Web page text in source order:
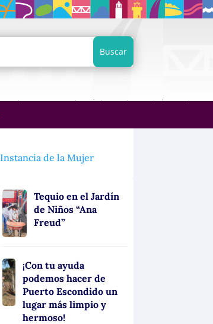
Instancia de la Mujer
Tequio en el Jardín
de Niños “Ana
Freud”
¡Con tu ayuda
podemos hacer de
Puerto Escondido un
lugar más limpio y
hermoso!